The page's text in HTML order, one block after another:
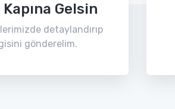
Gelsin
detaylandırıp
gönderelim.